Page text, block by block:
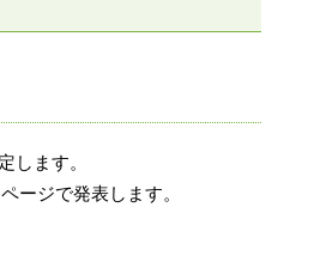
します。
ージで発表します。